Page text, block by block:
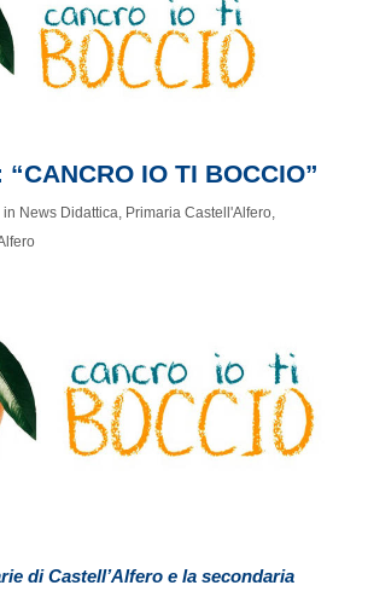
“CANCRO IO TI BOCCIO”
in News Didattica, Primaria Castell'Alfero,
di Castell’Alfero e la secondaria